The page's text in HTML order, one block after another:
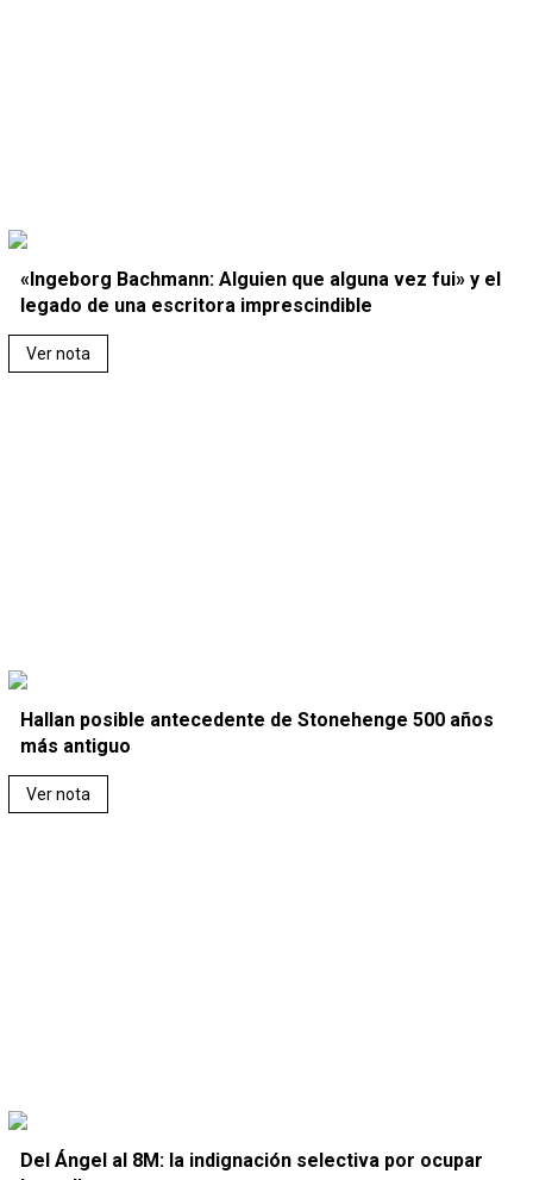
«Ingeborg Bachmann: Alguien que alguna vez fui» y el
legado de una escritora imprescindible
Ver nota
Hallan posible antecedente de Stonehenge 500 años
más antiguo
Ver nota
Del Ángel al 8M: la indignación selectiva por ocupar